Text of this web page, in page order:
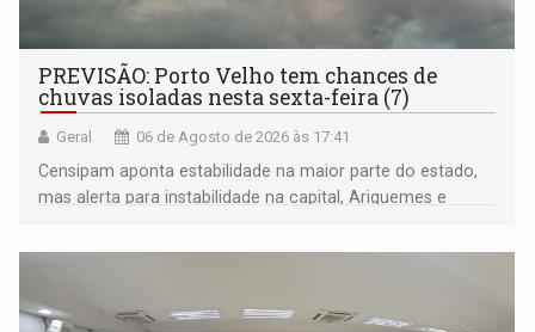
PREVISÃO: Porto Velho tem chances de
chuvas isoladas nesta sexta-feira (7)
Geral 06 de Agosto de 2026 às 17:41
Censipam aponta estabilidade na maior parte do estado,
mas alerta para instabilidade na capital, Ariquemes e